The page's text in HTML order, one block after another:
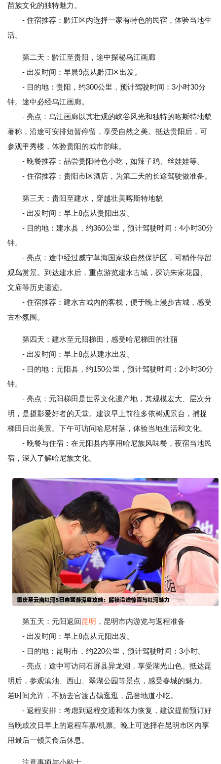
苗族文化的独特魅力。
- 住宿推荐：黔江区内选择一家有特色的民宿，体验当地生
活。
第二天：黔江至贵阳，途中探秘乌江画廊
- 出发时间：早晨9点从黔江区出发。
- 目的地：贵阳，约300公里，预计驾驶时间：3小时30分
钟。途中必经乌江画廊。
- 亮点：乌江画廊以其壮观的峡谷风光和独特的喀斯特地貌
著称，沿途可安排短暂停留，享受自然之美。抵达贵阳后，可
参观甲秀楼，体验贵阳的城市韵味。
- 晚餐推荐：品尝贵阳特色小吃，如辣子鸡、丝娃娃等。
- 住宿推荐：贵阳市区酒店，为第二天的长途驾驶做准备。
第三天：贵阳至建水，穿越壮美喀斯特地貌
- 出发时间：早上8点从贵阳出发。
- 目的地：建水县，约360公里，预计驾驶时间：4小时30分
钟。
- 亮点：途中经过威宁草海国家级自然保护区，可稍作停留
观鸟赏景。到达建水后，重点游览建水古城，探访朱家花园、
文庙等历史遗迹。
- 住宿推荐：建水古城内的客栈，便于晚上漫步古城，感受
古朴氛围。
第四天：建水至元阳梯田，感受哈尼梯田的壮丽
- 出发时间：早上8点从建水出发。
- 目的地：元阳县，约150公里，预计驾驶时间：2小时30分
钟。
- 亮点：元阳梯田是世界文化遗产地，其规模宏大、层次分
明，是摄影爱好者的天堂。建议早上前往多依树观景台，捕捉
梯田日出美景。下午可访问哈尼村落，体验当地生活和文化。
- 晚餐与住宿：在元阳县内享用哈尼族风味餐，夜宿当地民
宿，深入了解哈尼族文化。
第五天：元阳返回昆明 ，昆明市内游览与返程准备
- 出发时间：早上8点从元阳出发。
- 目的地：昆明市，约220公里，预计驾驶时间：3小时。
- 亮点：途中可访问石屏县异龙湖，享受湖光山色。抵达昆
明后，参观滇池、西山、翠湖公园等景点，感受春城的魅力。
若时间允许，不妨去官渡古镇逛逛，品尝地道小吃。
- 返程安排：考虑到返程交通和体力恢复，建议提前预订好
当晚或次日早上的返程车票/机票。晚上可选择在昆明市区内享
用最后一顿美食后休息。
注意事项与小贴士